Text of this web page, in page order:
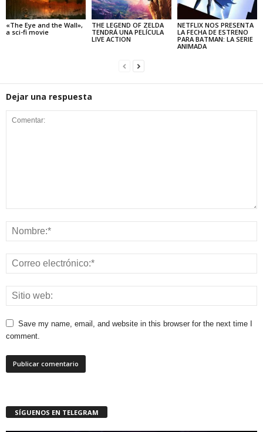
«The Eye and the Wall»,
a sci-fi movie
THE LEGEND OF ZELDA
TENDRÁ UNA PELÍCULA
LIVE ACTION
NETFLIX NOS PRESENTA
LA FECHA DE ESTRENO
PARA BATMAN: LA SERIE
ANIMADA
Dejar una respuesta
Save my name, email, and website in this browser for the next time I
comment.
SÍGUENOS EN TELEGRAM